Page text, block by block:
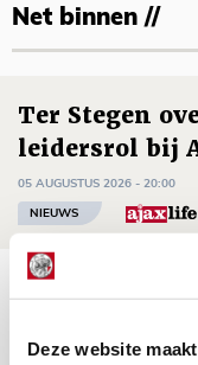
Deze website
Net binnen //
Ter Stegen
leidersrol bij
05 AUGUSTUS 2026 - 20:00
NIEUWS
Míchels elf:
Shelbourne?